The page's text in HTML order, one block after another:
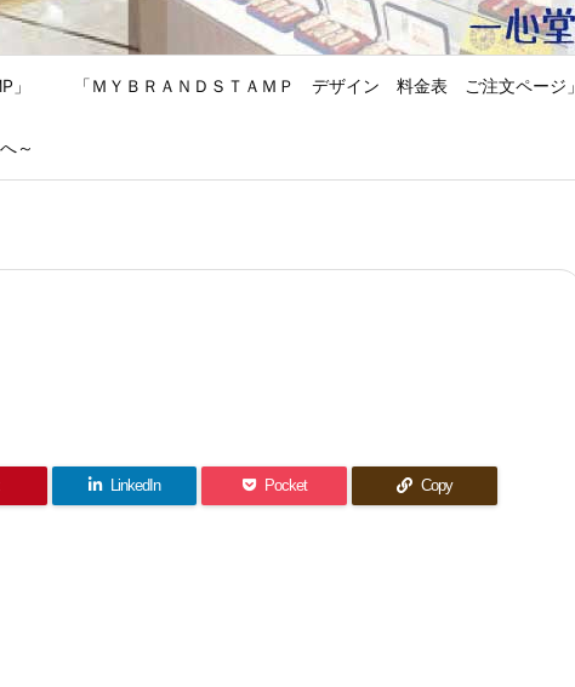
」 「ＭＹＢＲＡＮＤＳＴＡＭＰ デザイン 料金表 ご注文ページ」
～
LinkedIn Pocket Copy